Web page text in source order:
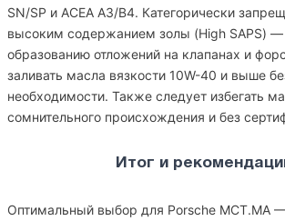
SN/SP и ACEA A3/B4. Категорически
высоким содержанием золы (High SAPS) —
образованию отложений на клапанах и
заливать масла вязкости 10W-40 и выше
необходимости. Также следует избегать
сомнительного происхождения и без
Итог и
Оптимальный выбор для Porsche MCT.MA